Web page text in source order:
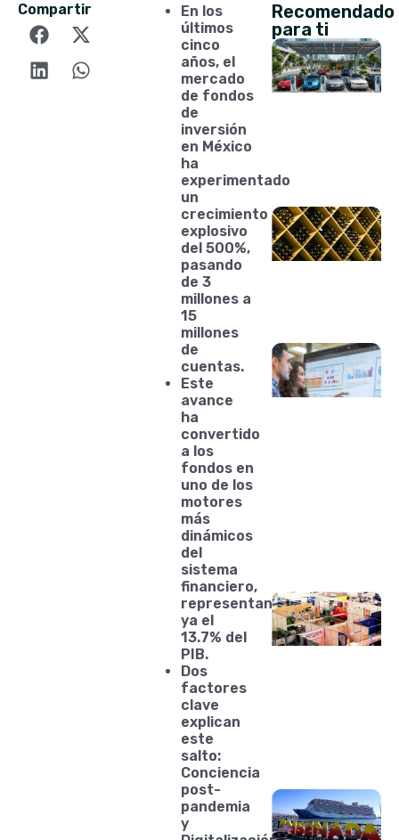
Compartir
En los
últimos
cinco
años, el
mercado
de fondos
de
inversión
en México
ha
experimentado
un
crecimiento
explosivo
del 500%,
pasando
de 3
millones a
15
millones
de
cuentas.
Este
avance
ha
convertido
a los
fondos en
uno de los
motores
más
dinámicos
del
sistema
financiero,
representando
ya el
13.7% del
PIB.
Dos
factores
clave
explican
este
salto:
Conciencia
post-
pandemia
y
Recomendado
para ti